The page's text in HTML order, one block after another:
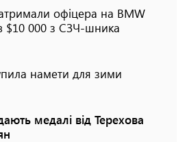
офіцера на BMW
$10 000 з СЗЧ-шника
намети для зими
медалі від Терехова